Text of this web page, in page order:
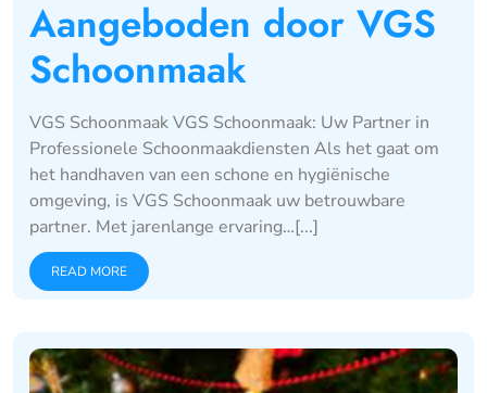
Aangeboden door VGS
Schoonmaak
VGS Schoonmaak VGS Schoonmaak: Uw Partner in
Professionele Schoonmaakdiensten Als het gaat om
het handhaven van een schone en hygiënische
omgeving, is VGS Schoonmaak uw betrouwbare
partner. Met jarenlange ervaring…[...]
READ MORE